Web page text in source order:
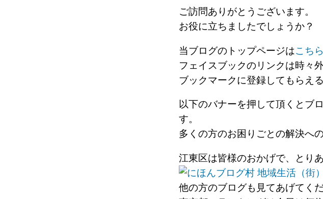
ご訪問ありがとうございます。
お役に立ちましたでしょうか？
当ブログのトップページはこちら
フェイスブックのリンクは時々
ブックマークに登録してもらえ
以下のバナーを押して頂くとブ
す。
多くの方のお困りごとの解決へ
江東区は皆様のおかげで、とり
他の方のブログも見てあげてくだ